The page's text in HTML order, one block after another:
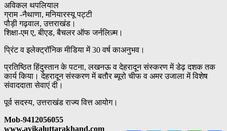
अविकल थपलियाल
ग्राम -नैथाणा, मनियारस्यू पट्टी
पौड़ी गढ़वाल, उत्तराखंड।
शिक्षा-एम ए, बीएड, बैचलर ऑफ जर्नलिज़्म।
प्रिंट व इलेक्ट्रॉनिक मीडिया में 30 वर्ष काअनुभव।
प्रतिष्ठित हिंदुस्तान के पटना, लखनऊ व देहरादून संस्करण में डेढ़ दशक तक
कार्य किया। देहरादून संस्करण में बतौर ब्यूरो चीफ व अमर उजाला में विशेष
संवाददाता सेवाएं दी।
पूर्व सदस्य, उत्तराखंड राज्य वित्त आयोग।
Mob-9412056055
www.avikaluttarakhand.com